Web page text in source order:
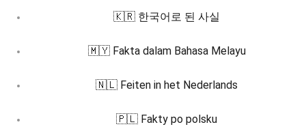
🇰🇷 한국어로 된 사실
🇲🇾 Fakta dalam Bahasa Melayu
🇳🇱 Feiten in het Nederlands
🇵🇱 Fakty po polsku